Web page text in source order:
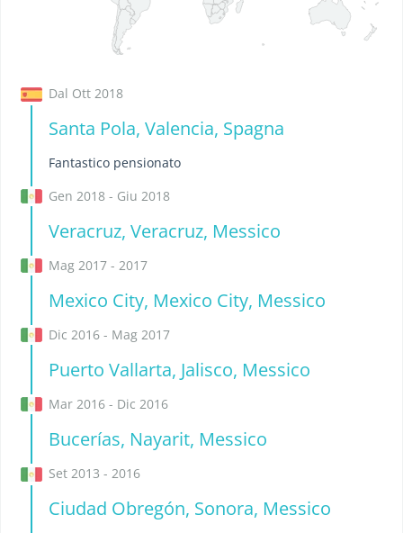
Dal Ott 2018
Santa Pola, Valencia, Spagna
Fantastico pensionato
Gen 2018 - Giu 2018
Veracruz, Veracruz, Messico
Mag 2017 - 2017
Mexico City, Mexico City, Messico
Dic 2016 - Mag 2017
Puerto Vallarta, Jalisco, Messico
Mar 2016 - Dic 2016
Bucerías, Nayarit, Messico
Set 2013 - 2016
Ciudad Obregón, Sonora, Messico